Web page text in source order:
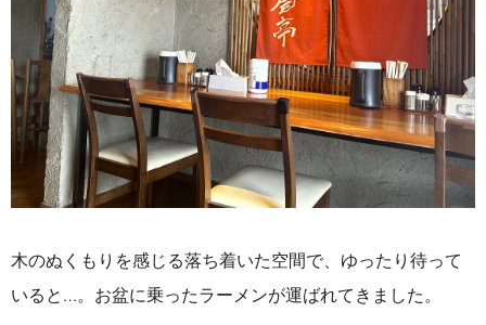
木のぬくもりを感じる落ち着いた空間で、ゆったり待って
いると…。 お盆に乗ったラーメンが運ばれてきました。